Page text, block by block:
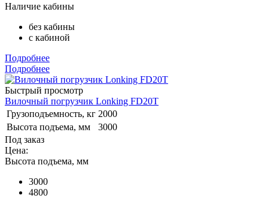
Наличие кабины
без кабины
с кабиной
Подробнее
Подробнее
Быстрый просмотр
Вилочный погрузчик Lonking FD20T
Грузоподъемность, кг 2000
Высота подъема, мм
3000
Под заказ
Цена:
Высота подъема, мм
3000
4800